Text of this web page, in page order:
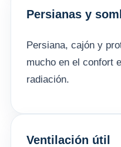
Persianas y
Persiana, cajón y
mucho en el confort
radiación.
Ventilación útil